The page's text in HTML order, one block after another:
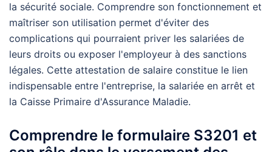
la sécurité sociale. Comprendre son fonctionnement et
maîtriser son utilisation permet d'éviter des
complications qui pourraient priver les salariées de
leurs droits ou exposer l'employeur à des sanctions
légales. Cette attestation de salaire constitue le lien
indispensable entre l'entreprise, la salariée en arrêt et
la Caisse Primaire d'Assurance Maladie.
Comprendre le formulaire S3201 et